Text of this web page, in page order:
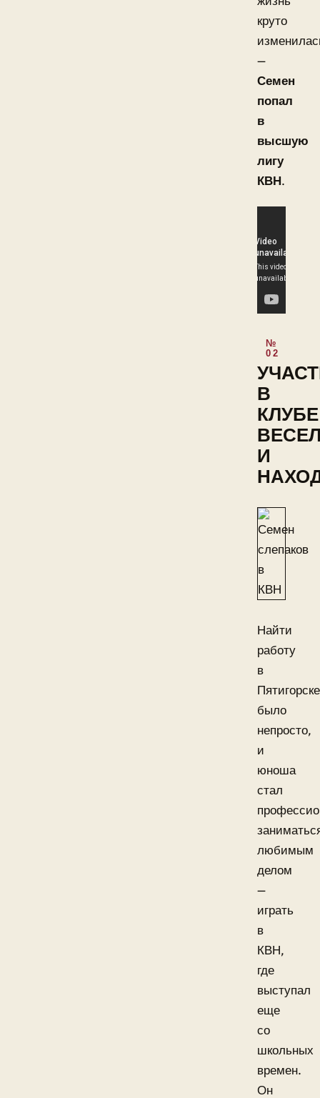
круто
—
Семен
попал
в
высшую
лигу
КВН.
В
КЛУБЕ
И
Найти
работу
в
Пятигорске
было
непросто,
и
юноша
стал
любимым
делом
—
играть
в
КВН,
где
выступал
еще
со
школьных
времен.
Он